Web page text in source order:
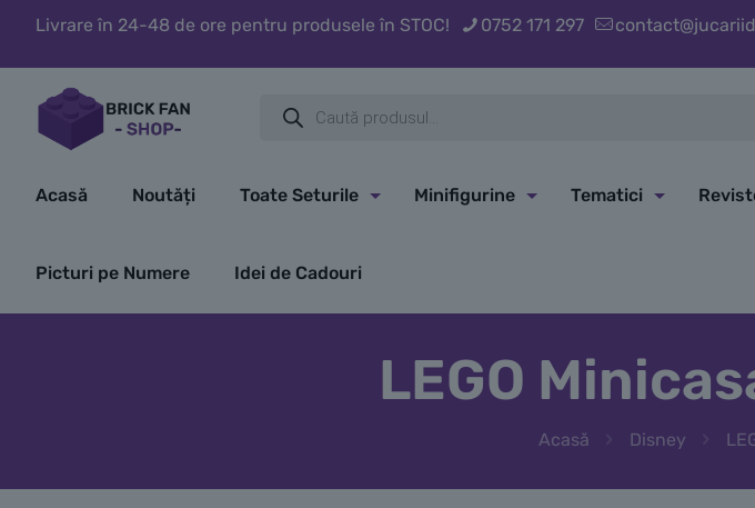
Livrare în 24-48 de ore pentru produsele în STOC! 0752 171 297
search
Acasă Noutăți Toate Seturile Minifigurine Tematici
Picturi pe Numere Idei de Cadouri
LEGO
Acasă Disney